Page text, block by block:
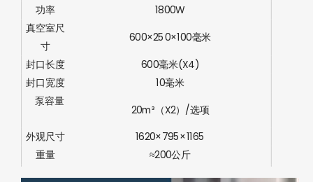
功率
1800W
真空室尺
寸
600×250×100毫米
封口长度 600毫米(X4)
封口宽度
10毫米
泵容量
20m³（X2）/选项
外观尺寸
1620×795×1165
重量
≈200公斤